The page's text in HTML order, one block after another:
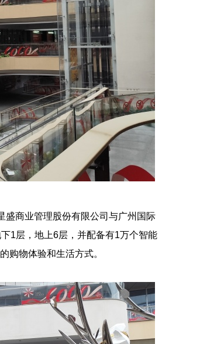
盛商业管理股份有限公司与广州国际
1层，地上6层，并配备有1万个智能
购物体验和生活方式。